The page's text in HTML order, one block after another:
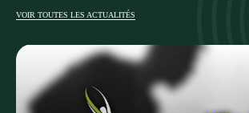
VOIR TOUTES LES ACTUALITÉS